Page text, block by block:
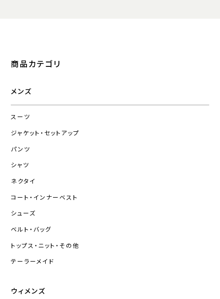
商品カテゴリ
メンズ
スーツ
ジャケット・セットアップ
パンツ
シャツ
ネクタイ
コート・インナーベスト
シューズ
ベルト・バッグ
トップス・ニット・その他
テーラーメイド
ウィメンズ